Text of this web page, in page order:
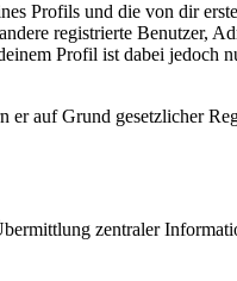
Profils und die von dir
registrierte Benutzer,
Profil ist dabei jedoch
auf Grund gesetzlicher
zentraler